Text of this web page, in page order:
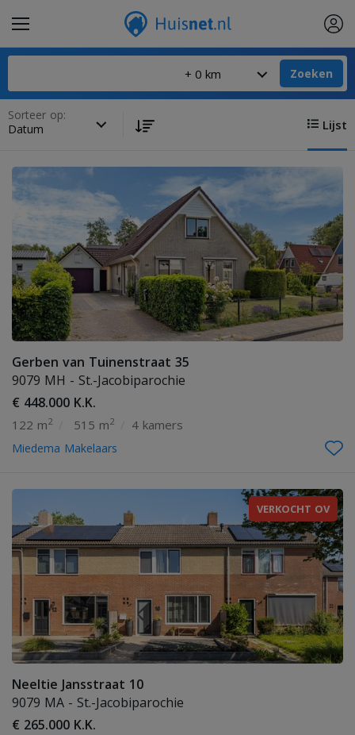
Zoeken
Sorteer op:
Lijst
Gerben van Tuinenstraat 35
9079 MH - St.-Jacobiparochie
€ 448.000 K.K.
122 m2 515 m2 4 kamers
Miedema Makelaars
VERKOCHT OV
Neeltie Jansstraat 10
9079 MA - St.-Jacobiparochie
€ 265.000 K.K.